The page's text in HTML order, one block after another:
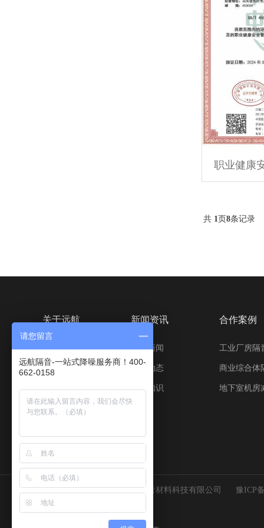
职业健康
共 1页8条记录
关于远航
公司简介
资质展示
工厂生产情
况
新闻资讯
企业新闻
行业动态
声学知识
合作案例
工业厂房隔
商业综合体
地下室机房
Copyright © 2021 河南远航隔音材料科技有限公司 豫ICP
请您留言
远航隔音-一站式降噪服务商！400-
662-0158